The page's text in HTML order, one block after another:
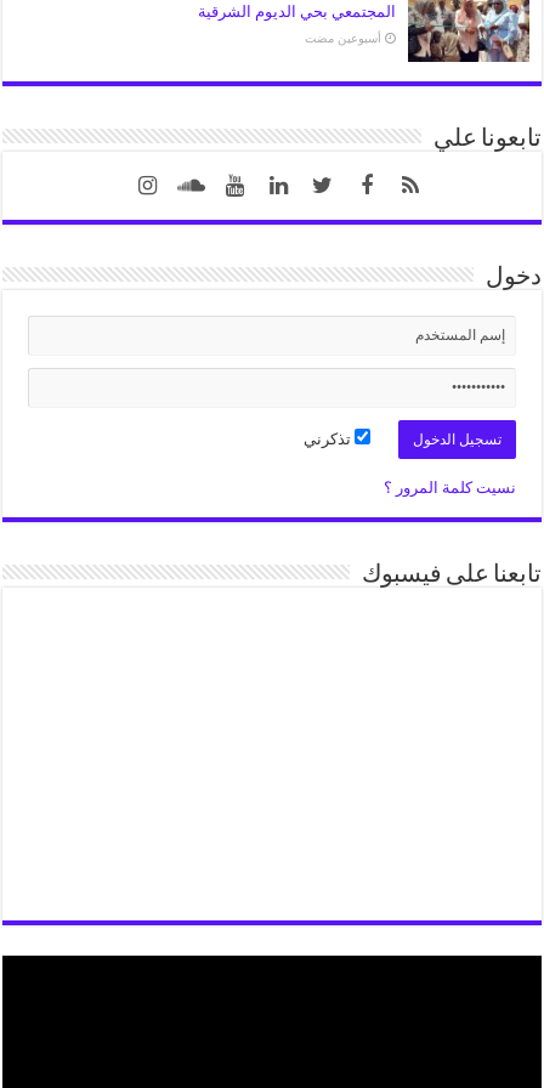
المجتمعي بحي الديوم الشرقية
‏أسبوعين مضت
تابعونا علي
دخول
تذكرني
نسيت كلمة المرور ؟
تابعنا على فيسبوك